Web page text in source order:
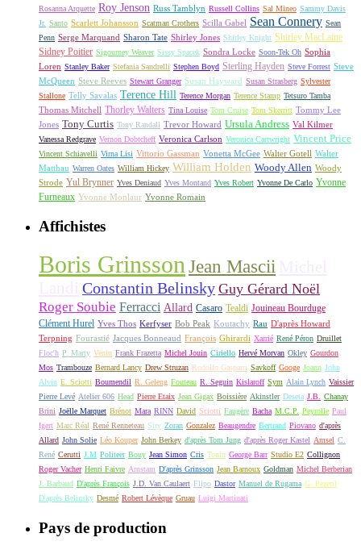
Rosanna Arquette Roy Jenson Russ Tamblyn Russell Collins Sal Mineo Sammy Davis
Jr. Santo Scarlett Johansson Scatman Crothers Scilla Gabel Sean Connery Sean
Penn Serge Marquand Sharon Tate Shirley Jones Shirley Knight Shirley MacLaine
Sidney Poitier Sigourney Weaver Sissy Spacek Sondra Locke Soon-Tek Oh Sophia
Loren Stanley Baker Stefania Sandrelli Stephen Boyd Sterling Hayden Steve Forrest Steve
McQueen Steve Reeves Stewart Granger Susan Hayward Susan Strasberg Sylvester
Stallone Telly Savalas Terence Hill Terence Morgan Terence Stamp Tetsuro Tamba
Thomas Mitchell Thorley Walters Tina Louise Tom Cruise Tom Skerritt Tommy Lee
Jones Tony Curtis Tony Randall Trevor Howard Ursula Andress Val Kilmer
Vanessa Redgrave Vernon Dobtcheff Veronica Carlson Veronica Cartwright Vincent Price
Vincent Schiavelli Virna Lisi Vittorio Gassman Vonetta McGee Walter Gotell Walter
Matthau Warren Oates William Hickey William Holden Woody Allen Woody
Strode Yul Brynner Yves Deniaud Yves Montand Yves Robert Yvonne De Carlo Yvonne
Furneaux Yvonne Monlaur Yvonne Romain
Affichistes
Boris Grinsson Jean Mascii
Constantin Belinsky Guy Gérard Noël
Roger Soubie Ferracci Allard Casaro Tealdi Jouineau Bourduge
Clément Hurel Yves Thos Kerfyser Bob Peak Koutachy Rau D'après Howard
Terpning Fourastié Jacques Bonneaud François Ghirardi Xarrié René Péron Druillet
Floc'h P. Marty Venin Frank Frazetta Michel Jouin Ciriello Hervé Morvan Okley Gourdon
Mos Trambouze Bernard Lancy Drew Struzan Rodolfo Gasparri Savkoff Googe Joann John
Alvin E. Sciotti Boumendil R. Geleng Fouteau R. Seguin Kislaroff Sym Alain Lynch Vaissier
Pierre Levé Atelier 606 Head Pierre Etaix Jean Gigax Boissière Akinstler Deseta J.B.
Chanay
Brini Joëlle Marquet Brénot Mara RINN David Sciotti Faugère Bacha M.C.P. Peyrolle Paul
Igert Marc Réal René Renneteau Siry Zoran Gonzalez Beaugendre Bertrand Piovano d'après
Allard John Solie Léo Kouper John Berkey d'après Tom Jung d'après Roger Kastel Amsel C.
René Cerutti J.M Politeer Bouy Jean Simon Cris Tonin George Barr Studio E2 Collignon
Roger Vacher Henri Faivre Arnstam D'après Grinsson Jean Barnoux Goldman Michel Berberian
J. Barbaud D'après François J.D. Van Caulaert Flipo Dastor Manuel de Rugama G. Pezeril
D'après Belinsky Desmé Robert Lévèque Gruau Luigi Martinati
Pays de production